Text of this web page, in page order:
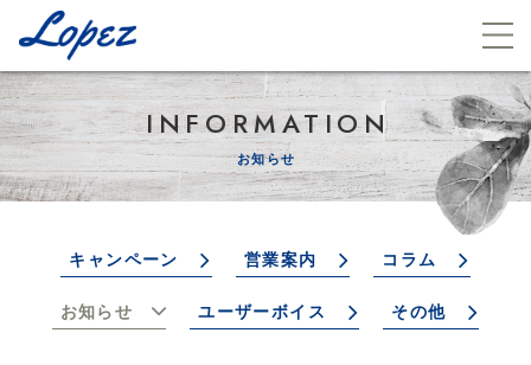
INFORMATION
お知らせ
キャンペーン 営業案内 コラム
お知らせ ユーザーボイス その他